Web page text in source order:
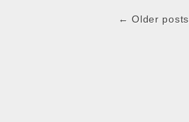
← Older posts